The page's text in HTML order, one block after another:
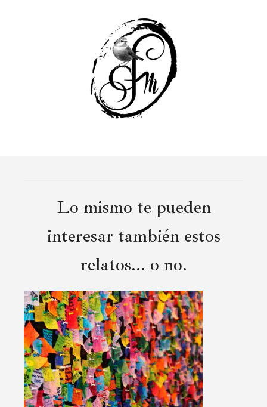
Lo mismo te pueden
interesar también estos
relatos... o no.